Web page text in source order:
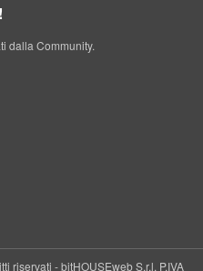
dalla Community.
riservati -bitHOUSEweb S.r.l. P.IVA